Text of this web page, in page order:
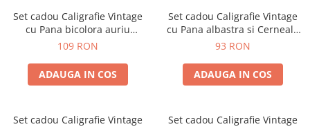
Set cadou Caligrafie Vintage
cu Pana bicolora auriu
albastru si Accesorii pentru
109 RON
ADAUGA IN COS
Set cadou Caligrafie Vintage
cu Pana albastra si Cerneala
si Accesorii, 7 piese
93 RON
ADAUGA IN COS
Set cadou Caligrafie Vintage
Set cadou Caligrafie Vintage